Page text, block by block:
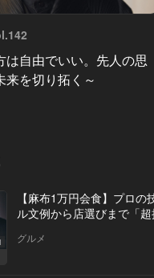
は自由でいい。先人の思
来を切り拓く～
【麻布1万円会食】プロの
ル文例から店選びまで「
グルメ